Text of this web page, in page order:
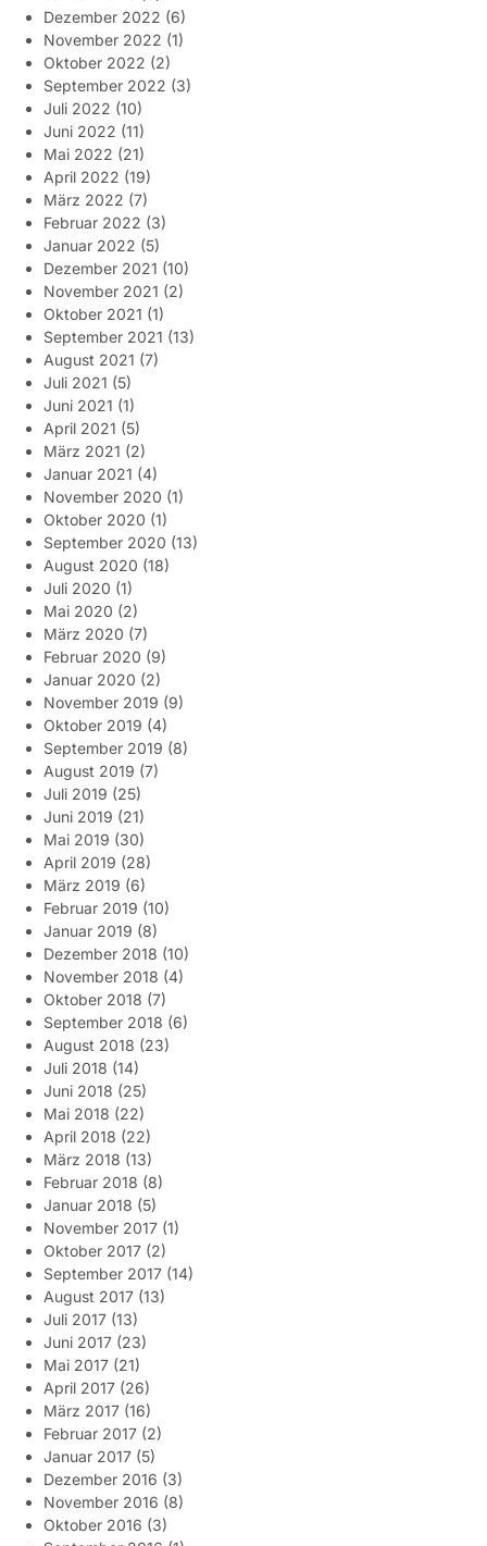
Dezember 2022 (6)
November 2022 (1)
Oktober 2022 (2)
September 2022 (3)
Juli 2022 (10)
Juni 2022 (11)
Mai 2022 (21)
April 2022 (19)
März 2022 (7)
Februar 2022 (3)
Januar 2022 (5)
Dezember 2021 (10)
November 2021 (2)
Oktober 2021 (1)
September 2021 (13)
August 2021 (7)
Juli 2021 (5)
Juni 2021 (1)
April 2021 (5)
März 2021 (2)
Januar 2021 (4)
November 2020 (1)
Oktober 2020 (1)
September 2020 (13)
August 2020 (18)
Juli 2020 (1)
Mai 2020 (2)
März 2020 (7)
Februar 2020 (9)
Januar 2020 (2)
November 2019 (9)
Oktober 2019 (4)
September 2019 (8)
August 2019 (7)
Juli 2019 (25)
Juni 2019 (21)
Mai 2019 (30)
April 2019 (28)
März 2019 (6)
Februar 2019 (10)
Januar 2019 (8)
Dezember 2018 (10)
November 2018 (4)
Oktober 2018 (7)
September 2018 (6)
August 2018 (23)
Juli 2018 (14)
Juni 2018 (25)
Mai 2018 (22)
April 2018 (22)
März 2018 (13)
Februar 2018 (8)
Januar 2018 (5)
November 2017 (1)
Oktober 2017 (2)
September 2017 (14)
August 2017 (13)
Juli 2017 (13)
Juni 2017 (23)
Mai 2017 (21)
April 2017 (26)
März 2017 (16)
Februar 2017 (2)
Januar 2017 (5)
Dezember 2016 (3)
November 2016 (8)
Oktober 2016 (3)